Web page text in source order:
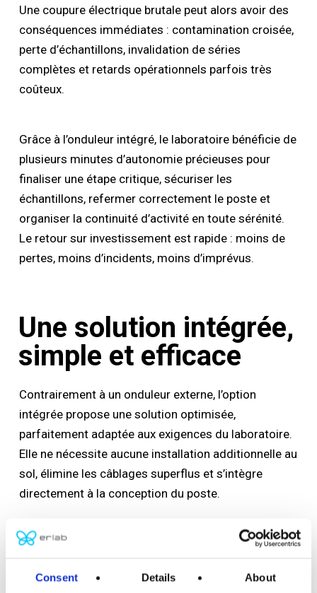
Consent Details About
Une coupure électrique brutale peut alors avoir des
conséquences immédiates : contamination croisée,
perte d’échantillons, invalidation de séries
complètes et retards opérationnels parfois très
coûteux.
Grâce à l’onduleur intégré, le laboratoire bénéficie de
plusieurs minutes d’autonomie précieuses pour
finaliser une étape critique, sécuriser les
échantillons, refermer correctement le poste et
organiser la continuité d’activité en toute sérénité.
Le retour sur investissement est rapide : moins de
pertes, moins d’incidents, moins d’imprévus.
Une solution intégrée,
simple et efficace
Contrairement à un onduleur externe, l’option
intégrée propose une solution optimisée,
parfaitement adaptée aux exigences du laboratoire.
Elle ne nécessite aucune installation additionnelle au
sol, élimine les câblages superflus et s’intègre
directement à la conception du poste.
garantit une performance cohérente avec ses
contrainte technique inutiles.